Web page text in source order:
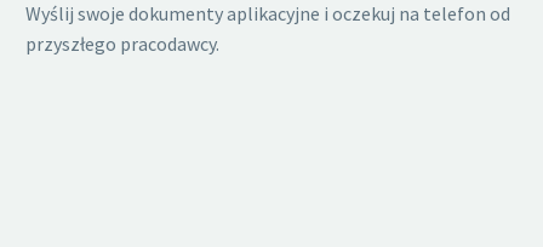
Wyślij swoje dokumenty aplikacyjne i oczekuj na telefon od
przyszłego pracodawcy.